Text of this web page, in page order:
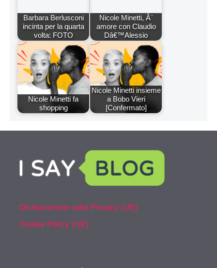
Barbara Berlusconi
incinta per la quarta
volta: FOTO
Nicole Minetti, Ã¨
amore con Claudio
Dâ€™Alessio
Nicole Minetti fa
shopping
Nicole Minetti insieme
a Bobo Vieri
[Confermato]
Dichiarazione sulla Privacy (UE)
Cookie Policy (UE)